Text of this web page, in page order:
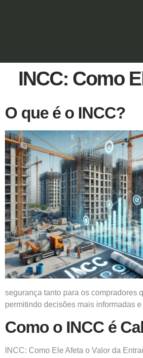
INCC: Como
O que é o INCC?
segurança tanto para os compradores
permitindo decisões mais informadas
Como o INCC é
INCC: Como Ele Afeta o Valor da